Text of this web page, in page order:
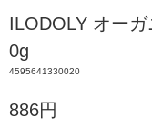
ILODOLY オー
0g
4595641330020
886円